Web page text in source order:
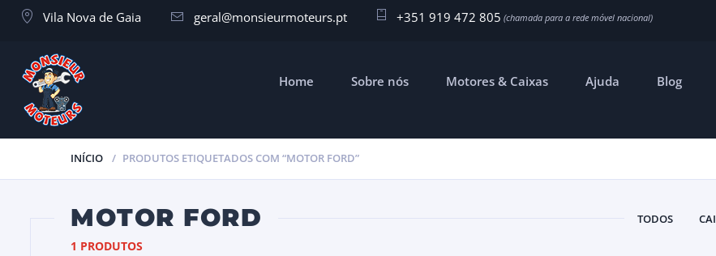
Vila Nova de Gaia geral@monsieurmoteurs.pt +351 919 472 805
Home Sobre nós Motores & Caixas Ajuda Blog
INÍCIO PRODUTOS ETIQUETADOS COM “MOTOR FORD”
MOTOR FORD TODOS
1 PRODUTOS